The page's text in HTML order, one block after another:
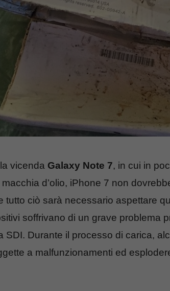
vicenda Galaxy Note 7, in cui in
d’olio, iPhone 7 non
tutto ciò sarà necessario aspettare
soffrivano di un grave problema
SDI. Durante il processo di carica,
a malfunzionamenti ed